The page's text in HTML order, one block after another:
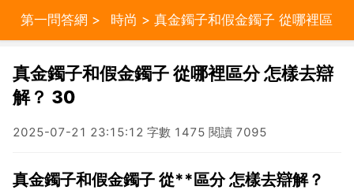
第一問答網 > 時尚 > 真金鐲子和假金鐲子 從哪裡區
真金鐲子和假金鐲子 從哪裡區分 怎樣去辯
解？ 30
2025-07-21 23:15:12 字數 1475 閱讀 7095
真金鐲子和假金鐲子 從**區分 怎樣去辯解？